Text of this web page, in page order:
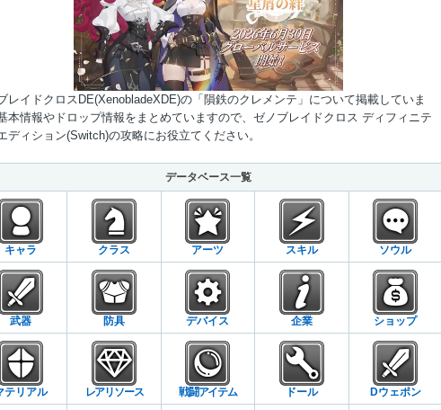
レイドクロスDE(XenobladeXDE)の「隕鉄のクレメンテ」について掲載していま
本情報やドロップ情報をまとめていますので、ゼノブレイドクロス ディフィニテ
ディション(Switch)の攻略にお役立てください。
データベース一覧
キャラ クラス アーツ スキル ソウル
武器 防具 デバイス 企業 ショップ
テリアル レアリソース 戦闘アイテム ドール Dウェポン